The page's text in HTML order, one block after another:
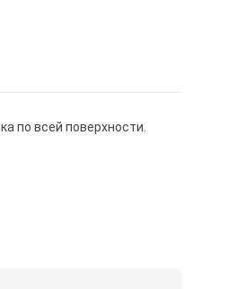
по всей поверхности.